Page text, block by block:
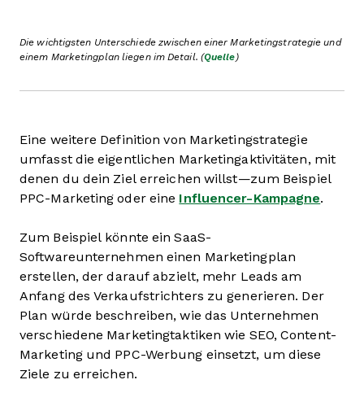
Die wichtigsten Unterschiede zwischen einer Marketingstrategie und
einem Marketingplan liegen im Detail. (Quelle)
Eine weitere Definition von Marketingstrategie
umfasst die eigentlichen Marketingaktivitäten, mit
denen du dein Ziel erreichen willst—zum Beispiel
PPC-Marketing oder eine Influencer-Kampagne.
Zum Beispiel könnte ein SaaS-
Softwareunternehmen einen Marketingplan
erstellen, der darauf abzielt, mehr Leads am
Anfang des Verkaufstrichters zu generieren. Der
Plan würde beschreiben, wie das Unternehmen
verschiedene Marketingtaktiken wie SEO, Content-
Marketing und PPC-Werbung einsetzt, um diese
Ziele zu erreichen.